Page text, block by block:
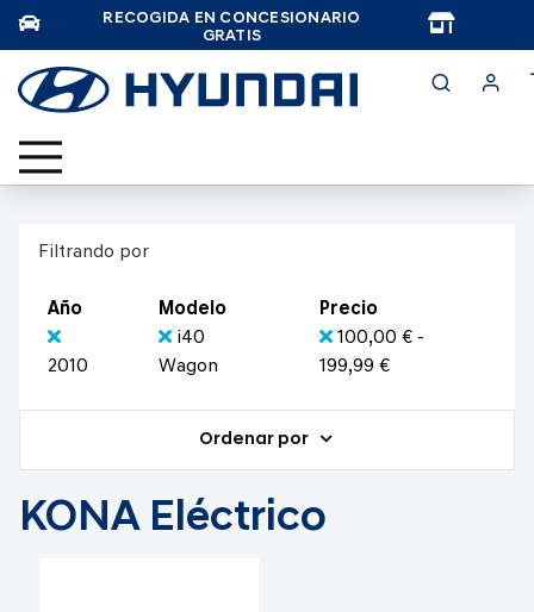
RECOGIDA EN CONCESIONARIO
GRATIS
Filtrando por
Año
2010
Modelo
i40
Wagon
Precio
100,00 € -
199,99 €
Ordenar por
KONA Eléctrico